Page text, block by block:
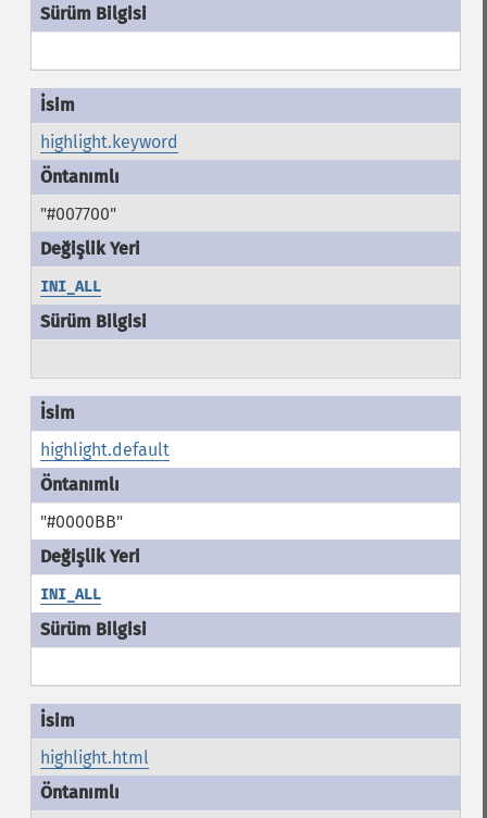
highlight.keyword
"#007700"
INI_ALL
highlight.default
"#0000BB"
INI_ALL
highlight.html